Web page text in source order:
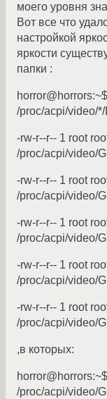
моего уровня
Вот все что
настройкой
яркости
папки :
/proc/acpi/video/
-rw-r--r-- 1 root
/proc/acpi/video/
-rw-r--r-- 1 root
/proc/acpi/video/
-rw-r--r-- 1 root
/proc/acpi/video/
-rw-r--r-- 1 root
/proc/acpi/video/
-rw-r--r-- 1 root
/proc/acpi/video/
,в которых:
/proc/acpi/video/